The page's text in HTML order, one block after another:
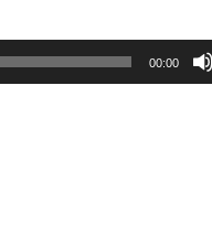
00:00